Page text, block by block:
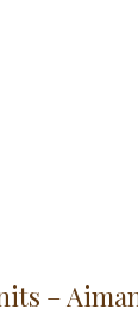
–